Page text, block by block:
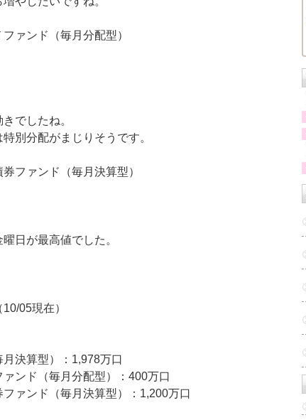
ァンド（毎月分配型）
でしたね。
別分配がまじりそうです。
ファンド（毎月決算型）
日が最高値でした。
05現在）
決算型）：1,978万口
ンド（毎月分配型）：400万口
ァンド（毎月決算型）：1,200万口